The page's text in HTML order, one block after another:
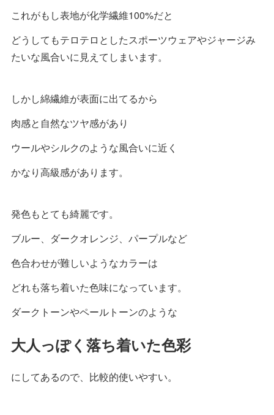
これがもし表地が化学繊維100%だと
どうしてもテロテロとしたスポーツウェアやジャージみ
たいな風合いに見えてしまいます。
しかし綿繊維が表面に出てるから
肉感と自然なツヤ感があり
ウールやシルクのような風合いに近く
かなり高級感があります。
発色もとても綺麗です。
ブルー、ダークオレンジ、パープルなど
色合わせが難しいようなカラーは
どれも落ち着いた色味になっています。
ダークトーンやペールトーンのような
大人っぽく落ち着いた色彩
にしてあるので、比較的使いやすい。